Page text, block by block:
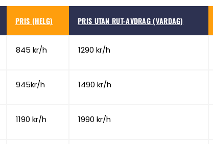
PRIS (HELG) PRIS UTAN RUT-AVDRAG (VARDAG)
845 kr/h 1290 kr/h
945kr/h 1490 kr/h
1190 kr/h 1990 kr/h